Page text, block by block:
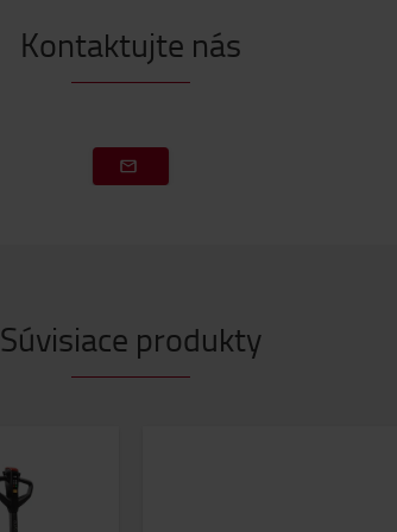
Kontaktujte nás
Súvisiace produkty